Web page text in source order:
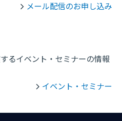
メール配信のお申し込み
るイベント・セミナーの情報
イベント・セミナー